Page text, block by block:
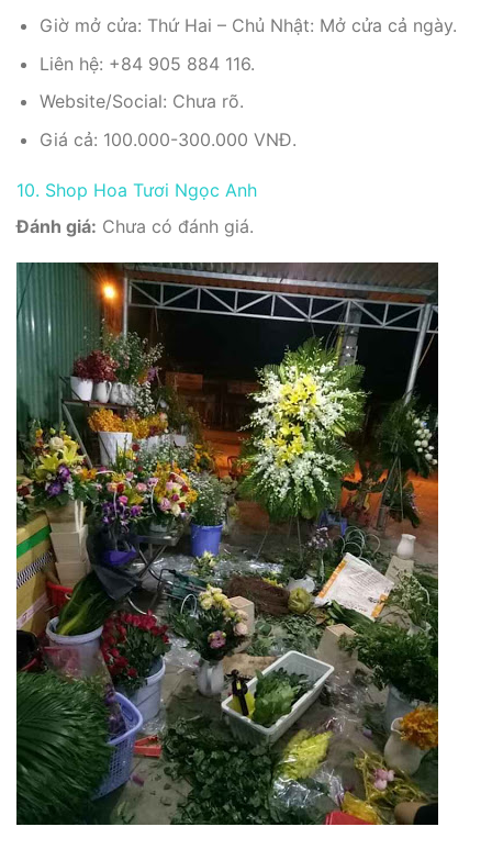
Giờ mở cửa: Thứ Hai – Chủ Nhật: Mở cửa cả ngày.
Liên hệ: +84 905 884 116.
Website/Social: Chưa rõ.
Giá cả: 100.000-300.000 VNĐ.
10. Shop Hoa Tươi Ngọc Anh
Đánh giá: Chưa có đánh giá.